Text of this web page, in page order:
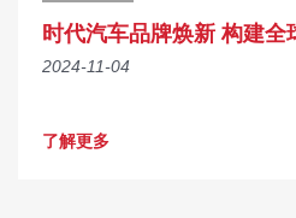
时代汽车品牌焕新 构建全
2024-11-04
了解更多